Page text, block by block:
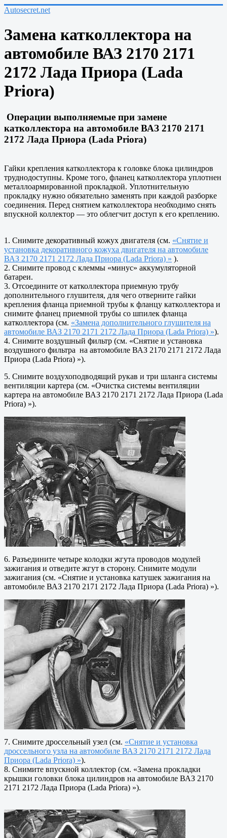
Autosecret.net
Замена катколлектора на
автомобиле ВАЗ 2170 2171
2172 Лада Приора (Lada
Priora)
Операции выполняемые при замене
катколлектора на автомобиле ВАЗ 2170 2171
2172 Лада Приора (Lada Priora)
Гайки крепления катколлектора к головке блока цилиндров
труднодоступны. Кроме того, фланец катколлектора уплотнен
металлоармированной прокладкой. Уплотнительную
прокладку нужно обязательно заменять при каждой разборке
соединения. Перед снятием катколлектора необходимо снять
впускной коллектор — это облегчит доступ к его креплению.
1. Снимите декоративный кожух двигателя (см. «Снятие и
установка декоративного кожуха двигателя на автомобиле
ВАЗ 2170 2171 2172 Лада Приора (Lada Priora) » ).
2. Снимите провод с клеммы «минус» аккумуляторной
батареи.
3. Отсоедините от катколлектора приемную трубу
дополнительного глушителя, для чего отверните гайки
крепления фланца приемной трубы к фланцу катколлектора и
снимите фланец приемной трубы со шпилек фланца
катколлектора (см. «Замена дополнительного глушителя на
автомобиле ВАЗ 2170 2171 2172 Лада Приора (Lada Priora) »).
4. Снимите воздушный фильтр (см. «Снятие и установка
воздушного фильтра на автомобиле ВАЗ 2170 2171 2172 Лада
Приора (Lada Priora) »).
5. Снимите воздухоподводящий рукав и три шланга системы
вентиляции картера (см. «Очистка системы вентиляции
картера на автомобиле ВАЗ 2170 2171 2172 Лада Приора (Lada
Priora) »).
6. Разъедините четыре колодки жгута проводов модулей
зажигания и отведите жгут в сторону. Снимите модули
зажигания (см. «Снятие и установка катушек зажигания на
автомобиле ВАЗ 2170 2171 2172 Лада Приора (Lada Priora) »).
7. Снимите дроссельный узел (см. «Снятие и установка
дроссельного узла на автомобиле ВАЗ 2170 2171 2172 Лада
Приора (Lada Priora) »).
8. Снимите впускной коллектор (см. «Замена прокладки
крышки головки блока цилиндров на автомобиле ВАЗ 2170
2171 2172 Лада Приора (Lada Priora) »).